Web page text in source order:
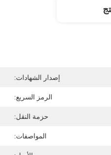
إصدار الشهادات:
الرمز السريع:
حزمة النقل:
المواصفات: